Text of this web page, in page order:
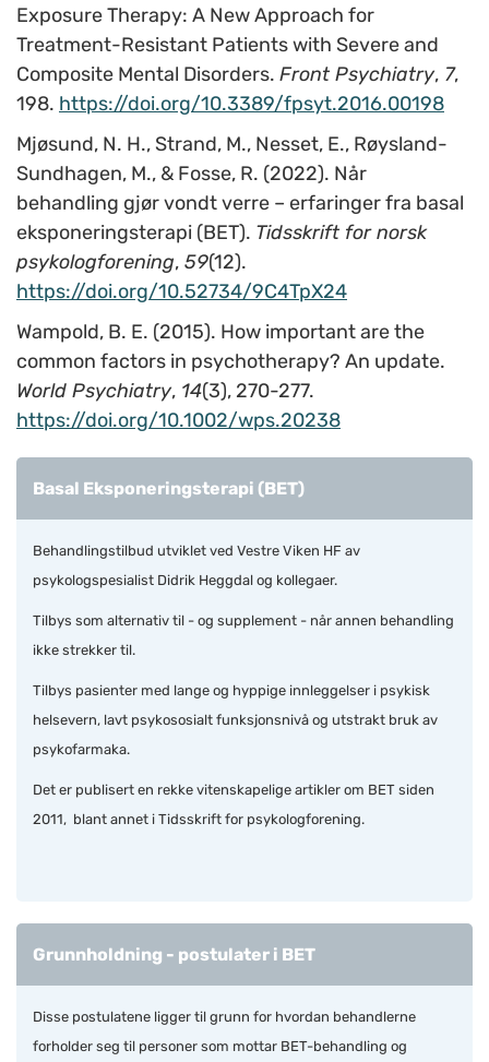
Exposure Therapy: A New Approach for
Treatment-Resistant Patients with Severe and
Composite Mental Disorders. Front Psychiatry, 7,
198. https://doi.org/10.3389/fpsyt.2016.00198
Mjøsund, N. H., Strand, M., Nesset, E., Røysland-
Sundhagen, M., & Fosse, R. (2022). Når
behandling gjør vondt verre – erfaringer fra basal
eksponeringsterapi (BET). Tidsskrift for norsk
psykologforening, 59(12).
https://doi.org/10.52734/9C4TpX24
Wampold, B. E. (2015). How important are the
common factors in psychotherapy? An update.
World Psychiatry, 14(3), 270-277.
https://doi.org/10.1002/wps.20238
Basal Eksponeringsterapi (BET)
Behandlingstilbud utviklet ved Vestre Viken HF av
psykologspesialist Didrik Heggdal og kollegaer.
Tilbys som alternativ til - og supplement - når annen behandling
ikke strekker til.
Tilbys pasienter med lange og hyppige innleggelser i psykisk
helsevern, lavt psykososialt funksjonsnivå og utstrakt bruk av
psykofarmaka.
Det er publisert en rekke vitenskapelige artikler om BET siden
2011, blant annet i Tidsskrift for psykologforening.
Grunnholdning - postulater i BET
Disse postulatene ligger til grunn for hvordan behandlerne
forholder seg til personer som mottar BET-behandling og